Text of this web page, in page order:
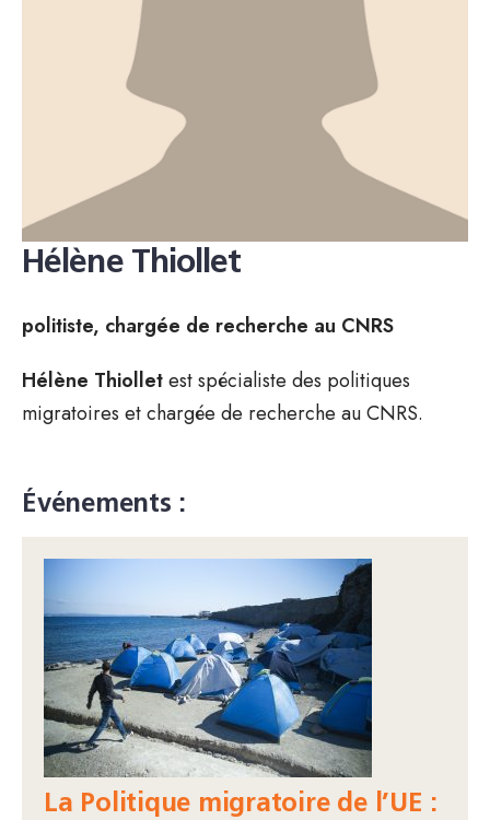
Hélène Thiollet
politiste, chargée de recherche au CNRS
Hélène Thiolletest spécialiste des politiques
migratoires et chargée de recherche au CNRS.
Événements :
La Politique migratoire de l’UE :